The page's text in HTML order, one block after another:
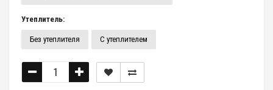
Утеплитель:
Без утеплителя С утеплителем